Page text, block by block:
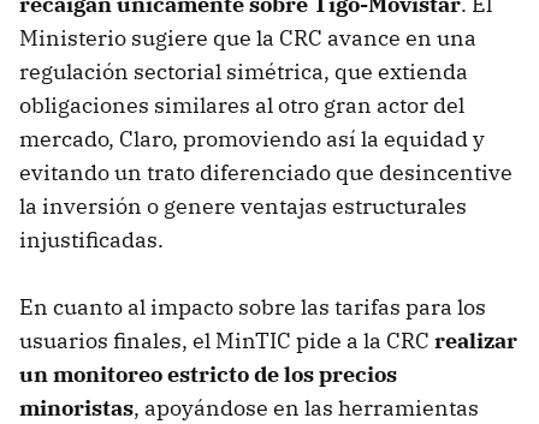
Ministerio sugiere que la CRC avance en una
regulación sectorial simétrica, que extienda
obligaciones similares al otro gran actor del
mercado, Claro, promoviendo así la equidad y
evitando un trato diferenciado que desincentive
la inversión o genere ventajas estructurales
injustificadas.
En cuanto al impacto sobre las tarifas para los
usuarios finales, el MinTIC pide a la CRC realizar
un monitoreo estricto de los precios
minoristas, apoyándose en las herramientas